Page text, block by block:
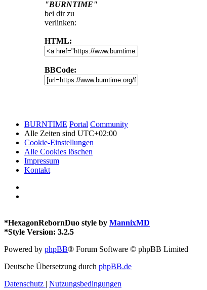
"BURNTIME"
bei dir zu
verlinken:
HTML:
BBCode:
BURNTIME Portal Community
Alle Zeiten sind UTC+02:00
Cookie-Einstellungen
Alle Cookies löschen
Impressum
Kontakt
*HexagonRebornDuo style by MannixMD
*Style Version: 3.2.5
Powered by phpBB® Forum Software © phpBB Limited
Deutsche Übersetzung durch phpBB.de
Datenschutz
Nutzungsbedingungen